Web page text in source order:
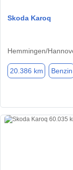
Skoda Karoq
Hemmingen/
20.386 km Benzin